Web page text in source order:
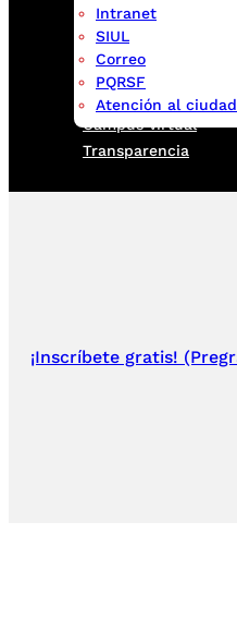
Intranet
SIUL
Correo
PQRSF
Atención al
Campus virtual
Transparencia
¡Inscríbete gratis!